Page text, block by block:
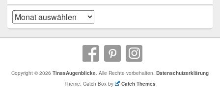
Archiv
Copyright © 2026 TinasAugenblicke . Alle Rechte vorbehalten. Datenschutzerklärung
Theme: Catch Box by
Catch Themes